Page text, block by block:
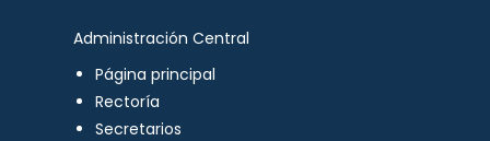
Administración Central
Página principal
Rectoría
Secretarios